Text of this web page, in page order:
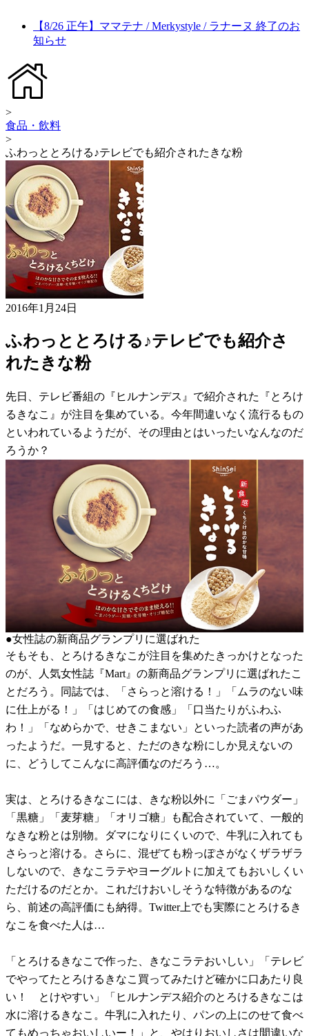
【8/26 正午】ママテナ / Merkystyle / ラナーヌ 終了のお
知らせ
>
食品・飲料
>
ふわっととろける♪テレビでも紹介されたきな粉
2016年1月24日
ふわっととろける♪テレビでも紹介さ
れたきな粉
先日、テレビ番組の『ヒルナンデス』で紹介された『とろけ
るきなこ』が注目を集めている。今年間違いなく流行るもの
といわれているようだが、その理由とはいったいなんなのだ
ろうか？
●女性誌の新商品グランプリに選ばれた
そもそも、とろけるきなこが注目を集めたきっかけとなった
のが、人気女性誌『Mart』の新商品グランプリに選ばれたこ
とだろう。同誌では、「さらっと溶ける！」「ムラのない味
に仕上がる！」「はじめての食感」「口当たりがふわふ
わ！」「なめらかで、せきこまない」といった読者の声があ
ったようだ。一見すると、ただのきな粉にしか見えないの
に、どうしてこんなに高評価なのだろう…。
実は、とろけるきなこには、きな粉以外に「ごまパウダー」
「黒糖」「麦芽糖」「オリゴ糖」も配合されていて、一般的
なきな粉とは別物。ダマになりにくいので、牛乳に入れても
さらっと溶ける。さらに、混ぜても粉っぽさがなくザラザラ
しないので、きなこラテやヨーグルトに加えてもおいしくい
ただけるのだとか。これだけおいしそうな特徴があるのな
ら、前述の高評価にも納得。Twitter上でも実際にとろけるき
なこを食べた人は…
「とろけるきなこで作った、きなこラテおいしい」「テレビ
でやってたとろけるきなこ買ってみたけど確かに口あたり良
い！ とけやすい」「ヒルナンデス紹介のとろけるきなこは
水に溶けるきなこ。牛乳に入れたり、パンの上にのせて食べ
てもめっちゃおいしいー！」と、やはりおいしさは間違いな